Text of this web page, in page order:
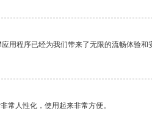
用程序已经为我们带来了无限的流畅体验和
常人性化，使用起来非常方便。